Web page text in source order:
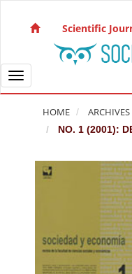
Main Navigation
Main Content
Sidebar
Scientific
Toggle navigation
HOME ARCHIVES
NO. 1 (2001):